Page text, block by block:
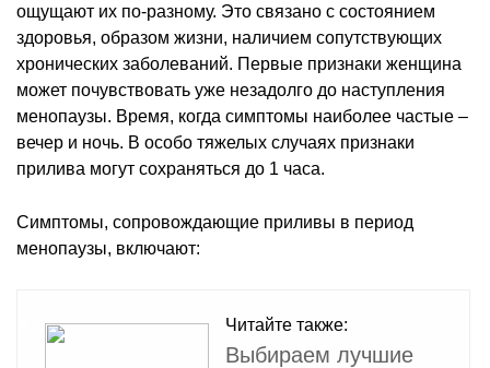
ощущают их по-разному. Это связано с состоянием
здоровья, образом жизни, наличием сопутствующих
хронических заболеваний. Первые признаки женщина
может почувствовать уже незадолго до наступления
менопаузы. Время, когда симптомы наиболее частые –
вечер и ночь. В особо тяжелых случаях признаки
прилива могут сохраняться до 1 часа.
Симптомы, сопровождающие приливы в период
менопаузы, включают:
Читайте также:
Выбираем лучшие